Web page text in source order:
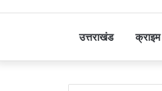
उत्तराखंड क्राइम